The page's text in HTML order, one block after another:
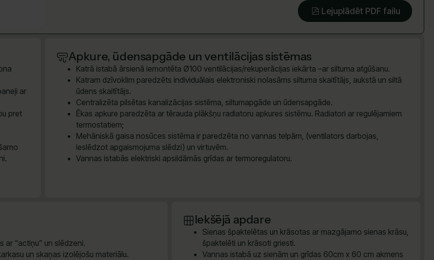
Lejuplādēt PDF failu
ar
pret
Apkure, ūdensapgāde un ventilācijas sistēmas
Katrā istabā ārsienā iemontēta Ø100 ventilācijas/rekuperācijas iekārta –ar siltuma atgūšanu.
Katram dzīvoklim paredzēts individuālais elektroniski nolasāms siltuma skaitītājs, aukstā un siltā
ūdens skaitītājs.
Centralizēta pilsētas kanalizācijas sistēma, siltumapgāde un ūdensapgāde.
Ēkas apkure paredzēta ar tērauda plākšņu radiatoru apkures sistēmu. Radiatori ar regulējamiem
termostatiem;
Mehāniskā gaisa nosūces sistēma ir paredzēta no vannas telpām, (ventilators darbojas,
ieslēdzot apgaismojuma slēdzi) un virtuvēm.
Vannas istabās elektriski apsildāmās grīdas ar termoregulatoru.
ar “actiņu” un slēdzeni.
un skaņas izolējošu materiālu.
Iekšējā apdare
Sienas špaktelētas un krāsotas ar mazgājamo sienas krāsu,
špaktelēti un krāsoti griesti.
Vannas istabā uz sienām un grīdas 60cm x 60 cm akmens